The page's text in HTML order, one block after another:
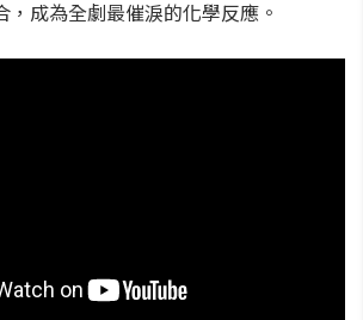
，成為全劇最催淚的化學反應。